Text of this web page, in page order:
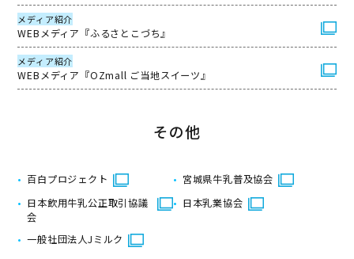
メディア紹介
WEBメディア『ふるさとこづち』
メディア紹介
WEBメディア『OZmall ご当地スイーツ』
その他
百白プロジェクト
宮城県牛乳普及協会
日本飲用牛乳公正取引協議
会
日本乳業協会
一般社団法人Jミルク